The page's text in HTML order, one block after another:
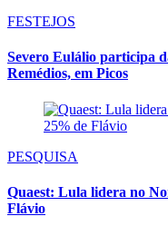
FESTEJOS
Severo Eulálio participa
Remédios, em Picos
PESQUISA
Quaest: Lula lidera no
Flávio